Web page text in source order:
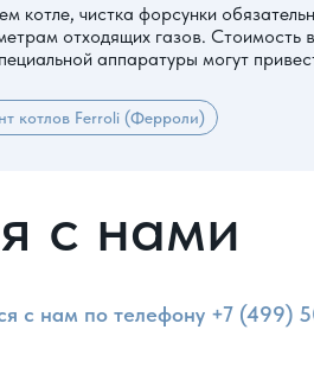
котле, чистка форсунки
отходящих газов. Стоимость
аппаратуры могут
котлов Ferroli (Ферроли)
с нами
с нам по телефону +7 (499)